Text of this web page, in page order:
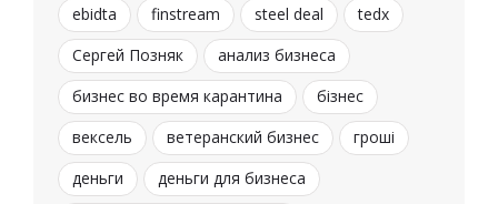
ebidta finstream steel deal
tedx
Сергей Позняк
анализ бизнеса
бизнес во время карантина
бізнес
вексель
ветеранский бизнес
гроші
деньги
деньги для бизнеса